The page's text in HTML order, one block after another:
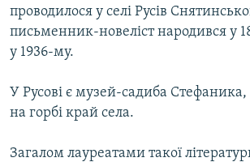
проводилося у селі Русів
письменник-новеліст народився у
у 1936-му.
У Русові є музей-садиба
на горбі край села.
Загалом лауреатами такої